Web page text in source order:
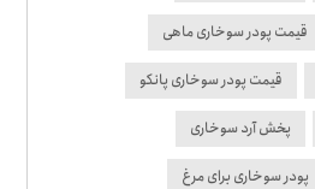
قیمت پودر سوخاری ماهی
قیمت پودر سوخاری پانکو
پخش آرد سوخاری
پودر سوخاری برای مرغ